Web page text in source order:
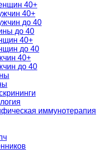
40+
40+
до 40
до 40
40+
до 40
40+
до 40
иммунотерапия